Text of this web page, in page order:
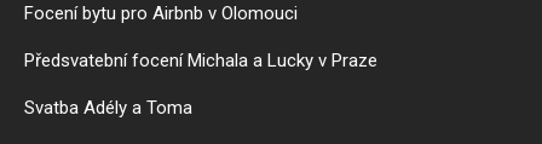
Focení bytu pro Airbnb v Olomouci
Předsvatební focení Michala a Lucky v Praze
Svatba Adély a Toma